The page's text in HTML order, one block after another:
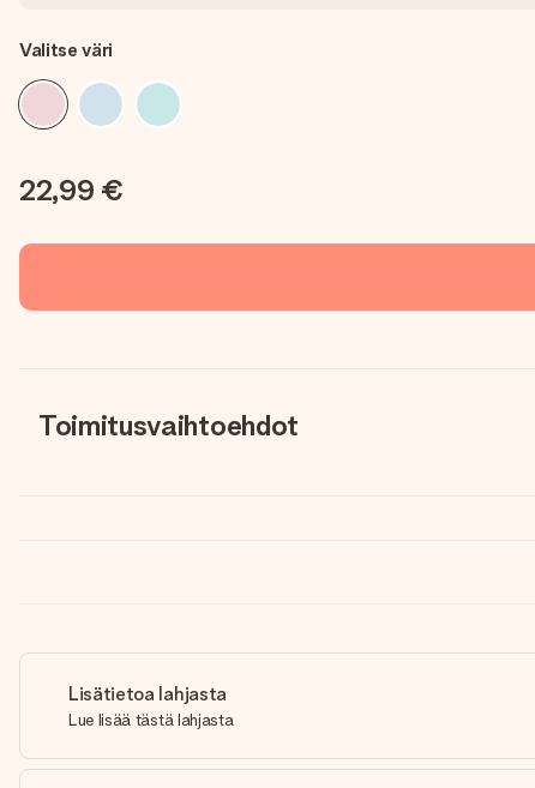
Valitse väri
22,99 €
Toimitusvaihtoehdot
Lisätietoa lahjasta
Lue lisää tästä lahjasta